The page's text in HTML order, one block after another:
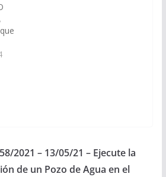
2021 – 13/05/21 – Ejecute la
de un Pozo de Agua en el